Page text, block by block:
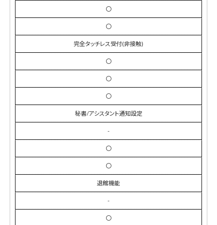
〇
〇
完全タッチレス受付(非接触)
〇
〇
〇
秘書/アシスタント通知設定
-
〇
〇
退館機能
-
〇